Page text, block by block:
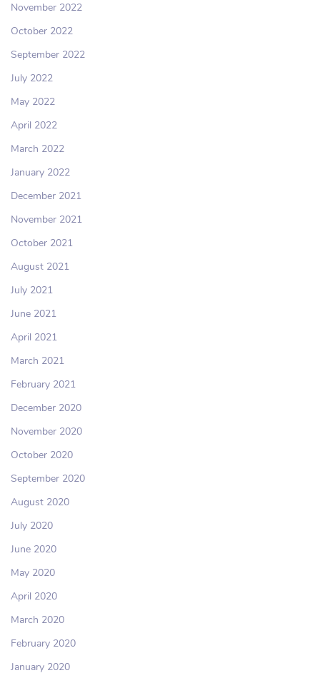
November 2022
October 2022
September 2022
July 2022
May 2022
April 2022
March 2022
January 2022
December 2021
November 2021
October 2021
August 2021
July 2021
June 2021
April 2021
March 2021
February 2021
December 2020
November 2020
October 2020
September 2020
August 2020
July 2020
June 2020
May 2020
April 2020
March 2020
February 2020
January 2020